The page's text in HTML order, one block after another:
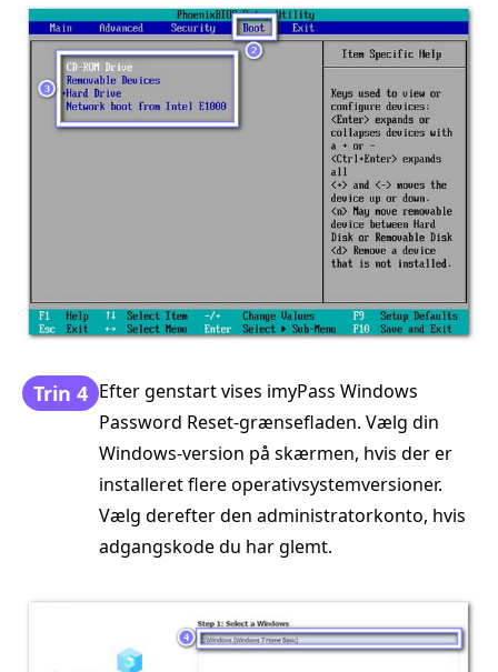
Trin 4 Efter genstart vises imyPass Windows
Password Reset-grænsefladen. Vælg din
Windows-version på skærmen, hvis der er
installeret flere operativsystemversioner.
Vælg derefter den administratorkonto, hvis
adgangskode du har glemt.